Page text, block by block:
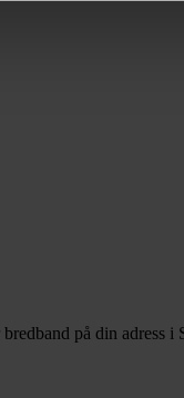
på din adress i